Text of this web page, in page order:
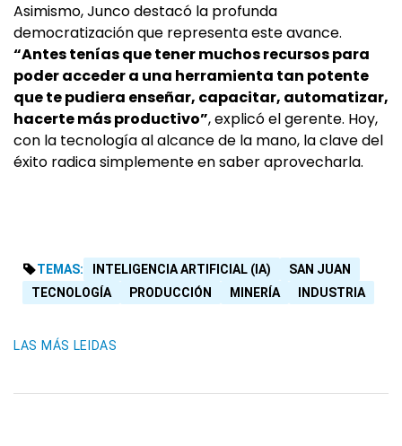
Asimismo, Junco destacó la profunda
democratización que representa este avance.
“Antes tenías que tener muchos recursos para
poder acceder a una herramienta tan potente
que te pudiera enseñar, capacitar, automatizar,
hacerte más productivo”, explicó el gerente. Hoy,
con la tecnología al alcance de la mano, la clave del
éxito radica simplemente en saber aprovecharla.
TEMAS: INTELIGENCIA ARTIFICIAL (IA)
SAN JUAN
TECNOLOGÍA
PRODUCCIÓN MINERÍA INDUSTRIA
LAS MÁS LEIDAS